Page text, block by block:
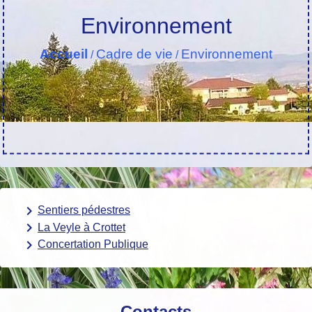
Environnement
Accueil / Cadre de vie / Environnement
keyboard_arrow_right Sentiers pédestres
keyboard_arrow_right La Veyle à Crottet
keyboard_arrow_right Concertation Publique